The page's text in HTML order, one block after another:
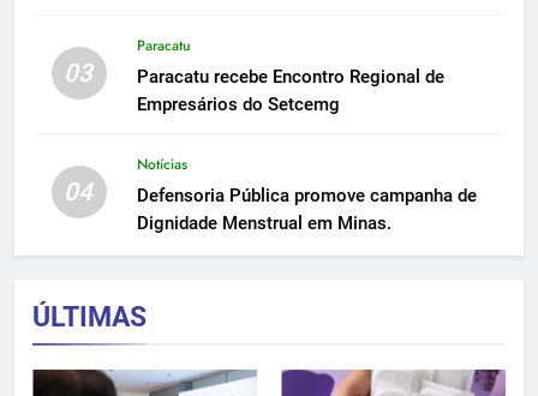
03
Paracatu
Paracatu recebe Encontro Regional de
Empresários do Setcemg
04
Notícias
Defensoria Pública promove campanha de
Dignidade Menstrual em Minas.
ÚLTIMAS